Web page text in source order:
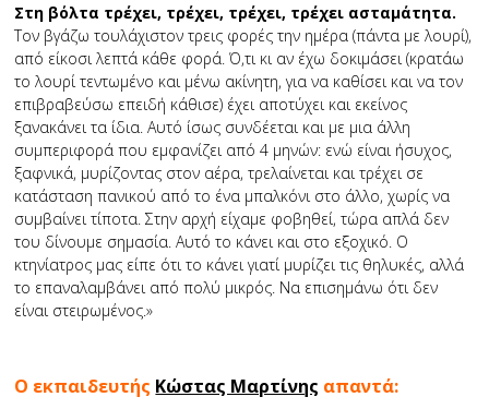
Στη βόλτα τρέχει, τρέχει, τρέχει, τρέχει ασταμάτητα.
Τον βγάζω τουλάχιστον τρεις φορές την ημέρα (πάντα με λουρί),
από είκοσι λεπτά κάθε φορά. Ό,τι κι αν έχω δοκιμάσει (κρατάω
το λουρί τεντωμένο και μένω ακίνητη, για να καθίσει και να τον
επιβραβεύσω επειδή κάθισε) έχει αποτύχει και εκείνος
ξανακάνει τα ίδια. Αυτό ίσως συνδέεται και με μια άλλη
συμπεριφορά που εμφανίζει από 4 μηνών: ενώ είναι ήσυχος,
ξαφνικά, μυρίζοντας στον αέρα, τρελαίνεται και τρέχει σε
κατάσταση πανικού από το ένα μπαλκόνι στο άλλο, χωρίς να
συμβαίνει τίποτα. Στην αρχή είχαμε φοβηθεί, τώρα απλά δεν
του δίνουμε σημασία. Αυτό το κάνει και στο εξοχικό. Ο
κτηνίατρος μας είπε ότι το κάνει γιατί μυρίζει τις θηλυκές, αλλά
το επαναλαμβάνει από πολύ μικρός. Να επισημάνω ότι δεν
είναι στειρωμένος.»
Ο εκπαιδευτής Κώστας Μαρτίνης απαντά: